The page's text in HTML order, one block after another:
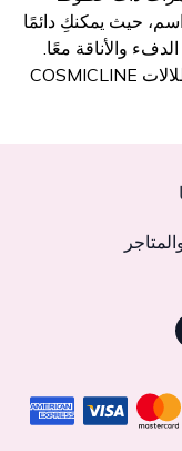
حيث يمكنكِ دائمًا
والأناقة معًا.
استمتعي بتحويل إطلالاتكِ عبر تنسيقات إطلالات COSMICLINE